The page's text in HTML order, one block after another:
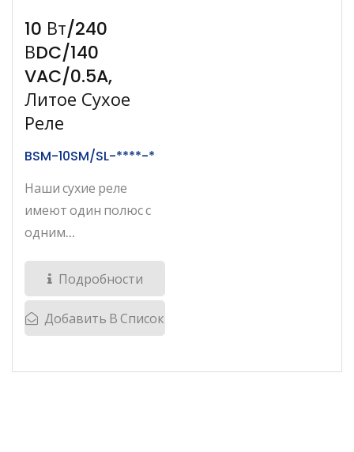
10 Вт/240
ВDC/140
VAC/0.5A,
Литое Сухое
Реле
BSM-10SM/SL-****-*
Наши сухие реле
имеют один полюс с
одним
Подробности
Добавить В Список